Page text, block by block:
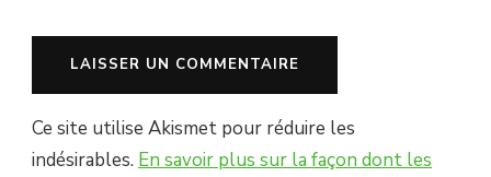
Ce site utilise Akismet pour réduire les
indésirables. En savoir plus sur la façon dont les